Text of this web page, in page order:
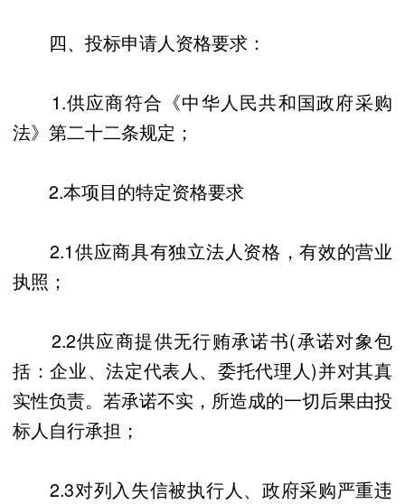
四、投标申请人资格要求：
1.供应商符合《中华人民共和国政府采购
法》第二十二条规定；
2.本项目的特定资格要求
2.1供应商具有独立法人资格，有效的营业
执照；
2.2供应商提供无行贿承诺书(承诺对象包
括：企业、法定代表人、委托代理人)并对其真
实性负责。若承诺不实，所造成的一切后果由投
标人自行承担；
2.3对列入失信被执行人、政府采购严重违